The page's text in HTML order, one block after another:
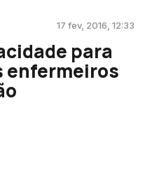
17 fev, 2016, 12:33
para
enfermeiros